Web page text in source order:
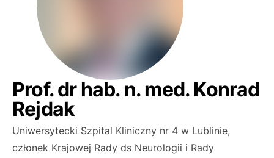
Prof. dr hab. n. med. Konrad
Rejdak
Uniwersytecki Szpital Kliniczny nr 4 w Lublinie,
członek Krajowej Rady ds Neurologii i Rady